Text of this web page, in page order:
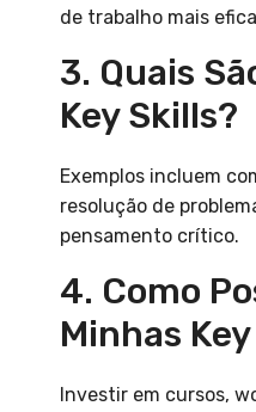
de trabalho mais
3. Quais
Key Skills?
Exemplos incluem
resolução de
pensamento crítico.
4. Como
Minhas
Investir em cursos,